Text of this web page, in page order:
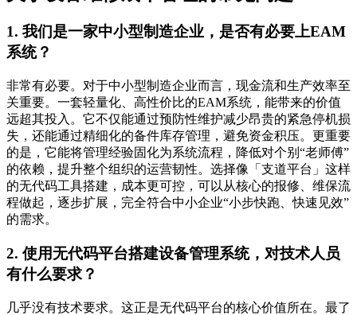
1. 我们是一家中小型制造企业，是否有必要上EAM
系统？
非常有必要。对于中小型制造企业而言，现金流和生产效率至
关重要。一套轻量化、高性价比的EAM系统，能带来的价值
远超其投入。它不仅能通过预防性维护减少昂贵的紧急停机损
失，还能通过精细化的备件库存管理，避免资金积压。更重要
的是，它能将管理经验固化为系统流程，降低对个别“老师傅”
的依赖，提升整个组织的运营韧性。选择像「支道平台」这样
的无代码工具搭建，成本更可控，可以从核心的报修、维保流
程做起，逐步扩展，完全符合中小企业“小步快跑、快速见效”
的需求。
2. 使用无代码平台搭建设备管理系统，对技术人员
有什么要求？
几乎没有技术要求。这正是无代码平台的核心价值所在。最了